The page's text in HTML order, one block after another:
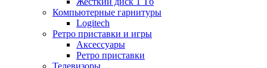
Компьютерные гарнитуры
Logitech
Ретро приставки и игры
Аксессуары
Ретро приставки
Телевизоры